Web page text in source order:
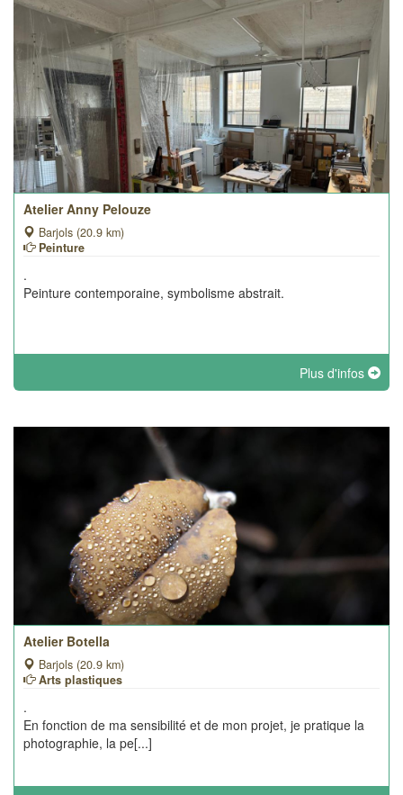
Atelier Anny Pelouze
Barjols (20.9 km)
Peinture
.
Peinture contemporaine, symbolisme abstrait.
Plus d'infos
Atelier Botella
Barjols (20.9 km)
Arts plastiques
.
En fonction de ma sensibilité et de mon projet, je pratique la
photographie, la pe[...]